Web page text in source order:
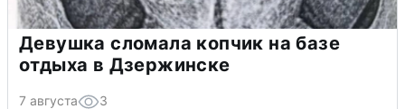
Девушка сломала копчик на базе
отдыха в Дзержинске
7 августа 3